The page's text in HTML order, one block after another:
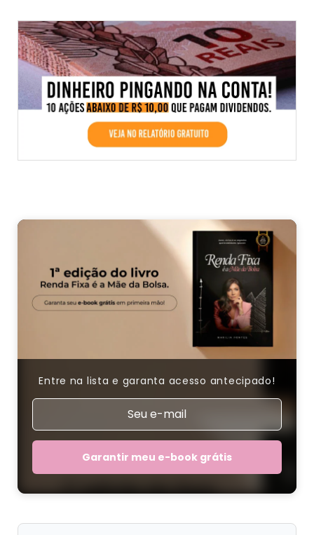
Entre na lista e garanta acesso antecipado!
Garantir meu e-book grátis